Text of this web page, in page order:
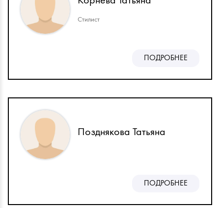
Стилист
ПОДРОБНЕЕ
Позднякова Татьяна
ПОДРОБНЕЕ